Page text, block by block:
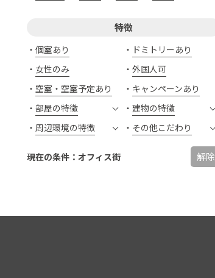
特徴
個室あり
ドミトリーあり
女性のみ
外国人可
空室・空室予定あり
キャンペーンあり
部屋の特徴
建物の特徴
周辺環境の特徴
その他こだわり
現在の条件：オフィス街 解除